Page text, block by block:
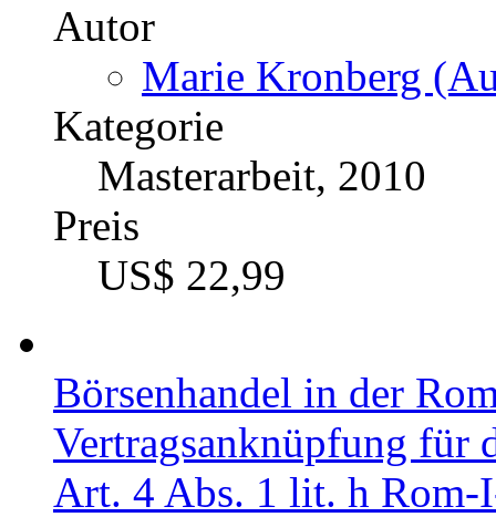
Autor
Marie Kronberg
Kategorie
Masterarbeit, 2010
Preis
US$ 22,99
Börsenhandel in der
Vertragsanknüpfung für
Art. 4 Abs. 1 lit. h